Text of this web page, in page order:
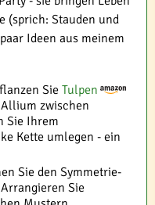
(sprich: Stauden und
Ideen aus meinem
SieTulpen
zwischen
Sie Ihrem
Kette umlegen - ein
Sie den Symmetrie-
Sie